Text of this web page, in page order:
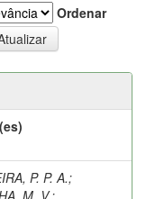
Ordenar
P. P. A.;
M. V.;